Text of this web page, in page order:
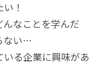
い！
んなことを学んだ
ない…
いる企業に興味があ